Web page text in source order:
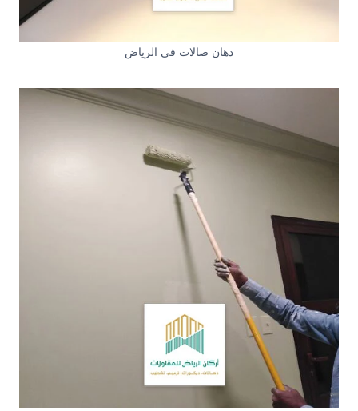
دهان صالات في الرياض